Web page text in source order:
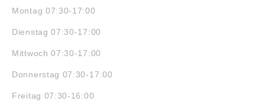
Montag 07:30-17:00
Dienstag 07:30-17:00
Mittwoch 07:30-17:00
Donnerstag 07:30-17:00
Freitag 07:30-16:00